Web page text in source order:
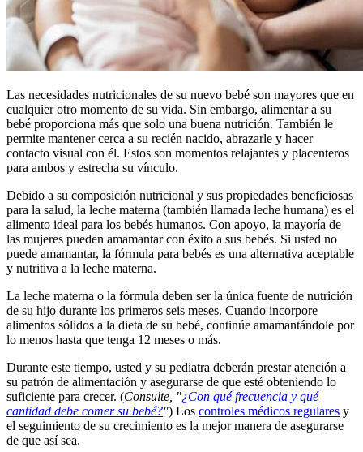
​​Las necesidades nutricionales de su nuevo bebé son mayores que en
cualquier otro momento de su vida. Sin embargo, alimentar a su
bebé proporciona más que solo una buena nutrición. También le
permite mantener cerca a su recién nacido, abrazarle y hacer
contacto visual con él. Estos son momentos relajantes y placenteros
para ambos y estrecha su vínculo.
Debido a su composición nutricional y sus propiedades beneficiosas
para la salud, la leche materna (también llamada leche humana) es el
alimento ideal para los bebés humanos. Con apoyo, la mayoría de
las mujeres pueden amamantar con éxito a sus bebés. Si usted no
puede amamantar, la fórmula para bebés es una alternativa aceptable
y nutritiva a la leche materna.
La leche materna o la fórmula deben ser la única fuente de nutrición
de su hijo durante los primeros seis meses. Cuando incorpore
alimentos sólidos a la dieta de su bebé, continúe amamantándole por
lo menos hasta que tenga 12 meses o más.
Durante este tiempo, usted y su pediatra deberán prestar atención a
su patrón de alimentación y asegurarse de que esté obteniendo lo
suficiente para crecer. (Consulte, "¿Con qué frecuencia y qué
cantidad debe comer su bebé?") Los controles médicos regulares y
el seguimiento de su crecimiento es la mejor manera de asegurarse
de que así sea.